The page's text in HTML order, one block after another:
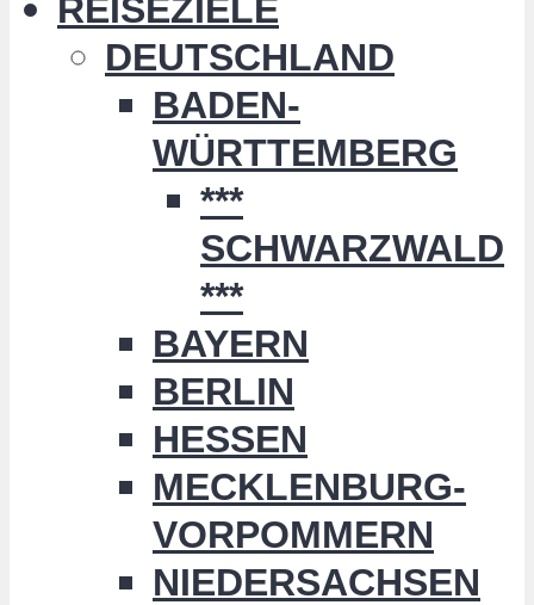
REISEZIELE
DEUTSCHLAND
BADEN-
WÜRTTEMBERG
***
SCHWARZWALD
***
BAYERN
BERLIN
HESSEN
MECKLENBURG-
VORPOMMERN
NIEDERSACHSEN